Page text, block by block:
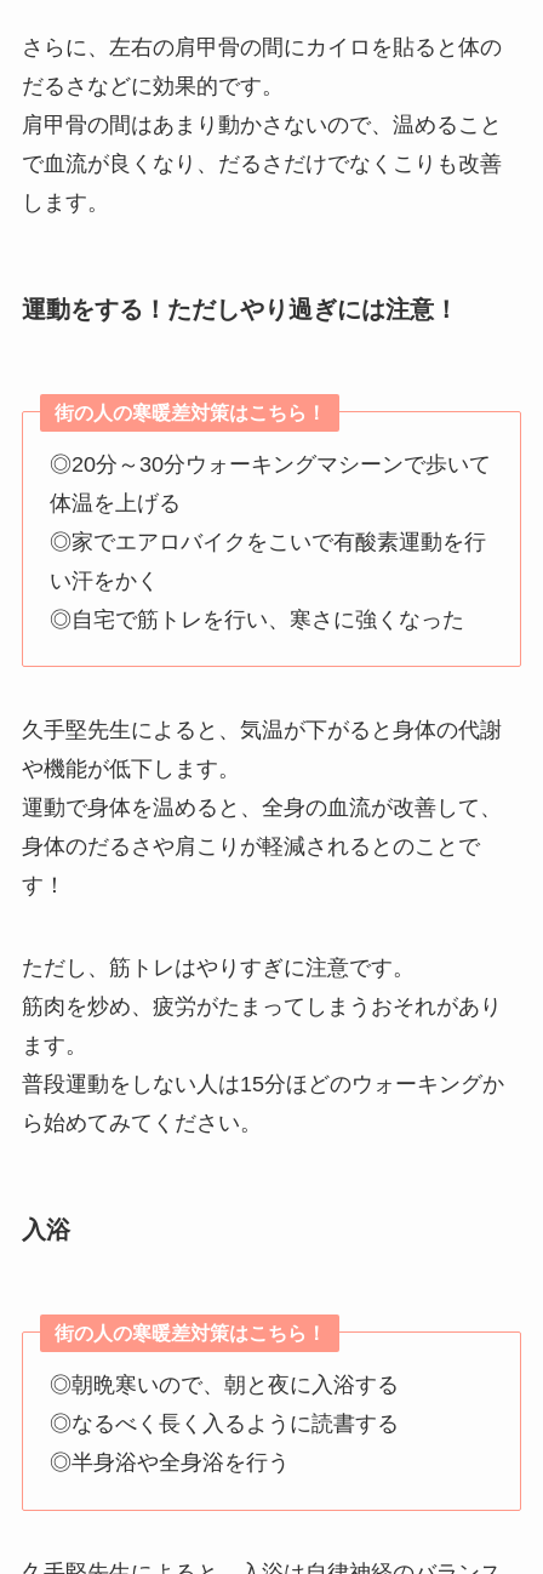
さらに、左右の肩甲骨の間にカイロを貼ると体の
だるさなどに効果的です。
肩甲骨の間はあまり動かさないので、温めること
で血流が良くなり、だるさだけでなくこりも改善
します。
運動をする！ただしやり過ぎには注意！
街の人の寒暖差対策はこちら！
◎20分～30分ウォーキングマシーンで歩いて
体温を上げる
◎家でエアロバイクをこいで有酸素運動を行
い汗をかく
◎自宅で筋トレを行い、寒さに強くなった
久手堅先生によると、気温が下がると身体の代謝
や機能が低下します。
運動で身体を温めると、全身の血流が改善して、
身体のだるさや肩こりが軽減されるとのことで
す！
ただし、筋トレはやりすぎに注意です。
筋肉を炒め、疲労がたまってしまうおそれがあり
ます。
普段運動をしない人は15分ほどのウォーキングか
ら始めてみてください。
入浴
街の人の寒暖差対策はこちら！
◎朝晩寒いので、朝と夜に入浴する
◎なるべく長く入るように読書する
◎半身浴や全身浴を行う